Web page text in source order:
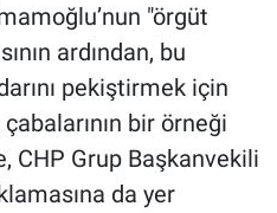
"örgüt
ardından, bu
pekiştirmek için
bir örneği
CHP Grup Başkanvekili
da yer